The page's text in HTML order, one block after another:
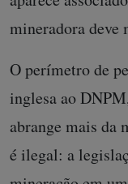
mineradora deve
O perímetro de
inglesa ao
abrange mais da
é ilegal: a